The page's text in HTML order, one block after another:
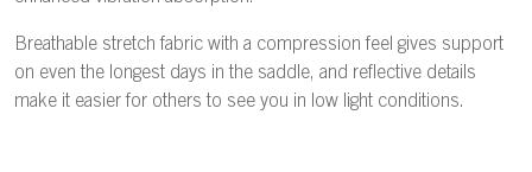
Breathable stretch fabric with a compression feel gives support
on even the longest days in the saddle, and reflective details
make it easier for others to see you in low light conditions.